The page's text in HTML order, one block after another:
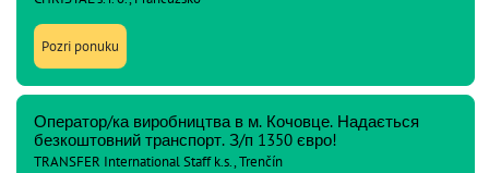
Pozri ponuku
Оператор/ка виробництва в м. Кочовце. Надається
безкоштовний транспорт. З/п 1350 євро!
TRANSFER International Staff k.s., Trenčín